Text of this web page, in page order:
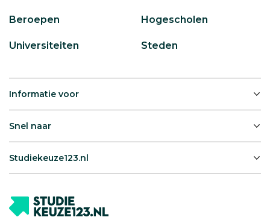
Beroepen Hogescholen
Universiteiten Steden
Informatie voor
Snel naar
Studiekeuze123.nl